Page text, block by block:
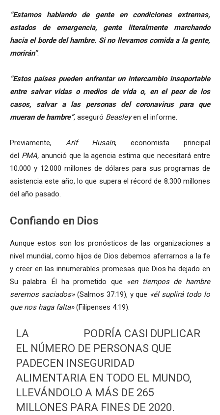
“Estamos hablando de gente en condiciones extremas,
estados de emergencia, gente literalmente marchando
hacia el borde del hambre. Si no llevamos comida a la gente,
morirán”.
“Estos países pueden enfrentar un intercambio insoportable
entre salvar vidas o medios de vida o, en el peor de los
casos, salvar a las personas del coronavirus para que
mueran de hambre”, aseguró Beasleyen el informe.
Previamente, Arif Husain, economista principal
del PMA,anunció que la agencia estima que necesitará entre
10.000 y 12.000 millones de dólares para sus programas de
asistencia este año, lo que supera el récord de 8.300 millones
del año pasado.
Confiando en Dios
Aunque estos son los pronósticos de las organizaciones a
nivel mundial, como hijos de Dios debemos aferrarnos a la fe
y creer en las innumerables promesas que Dios ha dejado en
Su palabra. Él ha prometido que «en tiempos de hambre
seremos saciados»(Salmos 37:19), y que «él suplirá todo lo
que nos haga falta»(Filipenses 4:19).
LA
PODRÍA CASI DUPLICAR
EL NÚMERO DE PERSONAS QUE
PADECEN INSEGURIDAD
ALIMENTARIA EN TODO EL MUNDO,
LLEVÁNDOLO A MÁS DE 265
MILLONES PARA FINES DE 2020.